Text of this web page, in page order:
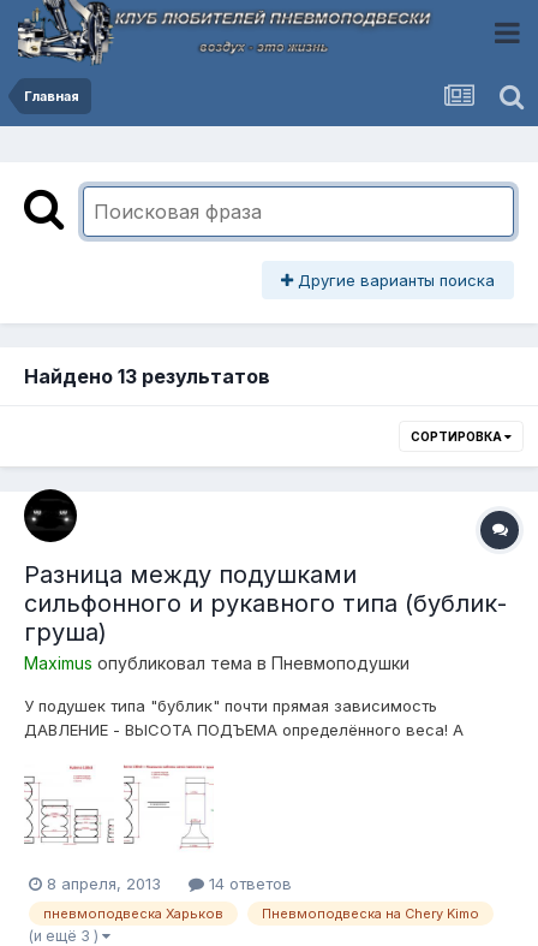
Главная
Другие варианты поиска
Найдено 13 результатов
СОРТИРОВКА
Разница между подушками
сильфонного и рукавного типа (бублик-
груша)
Maximus опубликовал тема в Пневмоподушки
У подушек типа "бублик" почти прямая зависимость
ДАВЛЕНИЕ - ВЫСОТА ПОДЪЕМА определённого веса! А
рукавного типа у которых есть поршень определённого
диаметра, с почти не меняющейся рабочей-площадью, у
бублика рабочая площадь уменьшается прямо-пр...
8 апреля, 2013 14 ответов
пневмоподвеска Харьков Пневмоподвеска на Chery Kimo
(и ещё 3 )